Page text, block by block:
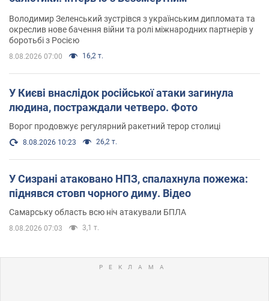
Володимир Зеленський зустрівся з українським дипломата та
окреслив нове бачення війни та ролі міжнародних партнерів у
боротьбі з Росією
8.08.2026 07:00 16,2 т.
У Києві внаслідок російської атаки загинула
людина, постраждали четверо. Фото
Ворог продовжує регулярний ракетний терор столиці
8.08.2026 10:23 26,2 т.
У Сизрані атаковано НПЗ, спалахнула пожежа:
піднявся стовп чорного диму. Відео
Самарську область всю ніч атакували БПЛА
8.08.2026 07:03 3,1 т.